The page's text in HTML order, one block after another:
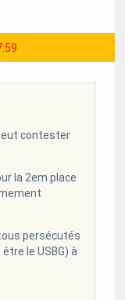
contester
la 2em place
persécutés
le USBG) à